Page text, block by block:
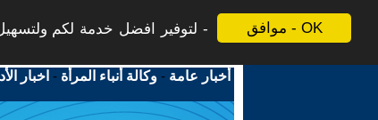
موافق - OK
لتوفير افضل خدمة لكم
أخبار عامة -وكالة أنباء المرأة - اخبار